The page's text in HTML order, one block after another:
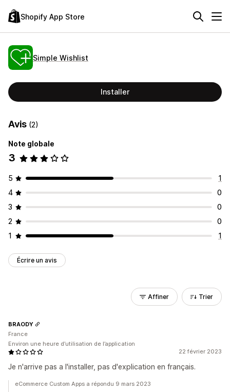
Shopify App Store
Simple Wishlist
Installer
Avis (2)
Note globale
3
5
1
4
0
3
0
2
0
1
1
Écrire un avis
Affiner Trier
22 février 2023
Je n'arrive pas a l'installer, pas d'explication en français.
BRAODY
France
Environ une heure d’utilisation de l’application
eCommerce Custom Apps a répondu 9 mars 2023